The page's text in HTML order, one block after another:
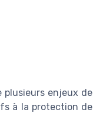
enjeux de
à la protection de